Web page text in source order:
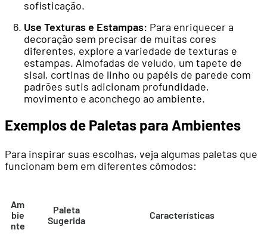
sofisticação.
Use Texturas e Estampas: Para enriquecer a
decoração sem precisar de muitas cores
diferentes, explore a variedade de texturas e
estampas. Almofadas de veludo, um tapete de
sisal, cortinas de linho ou papéis de parede com
padrões sutis adicionam profundidade,
movimento e aconchego ao ambiente.
Exemplos de Paletas para Ambientes
Para inspirar suas escolhas, veja algumas paletas que
funcionam bem em diferentes cômodos:
Am
bie
nte
Paleta
Sugerida
Características